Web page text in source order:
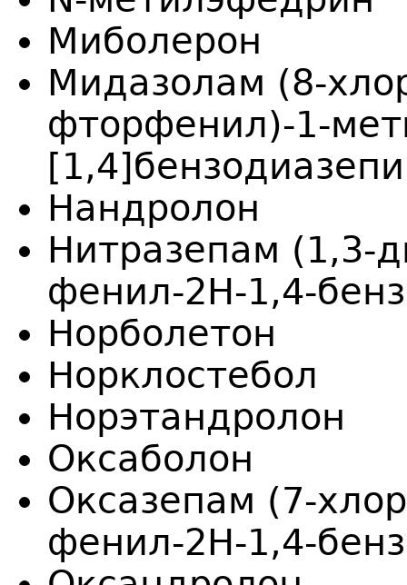
Миболерон
Мидазолам (8-
фторфенил)-1-
Нандролон
Нитразепам (1,3-
фенил-2H-1,4-
Норболетон
Норклостебол
Норэтандролон
Оксаболон
Оксазепам (7-
фенил-2H-1,4-